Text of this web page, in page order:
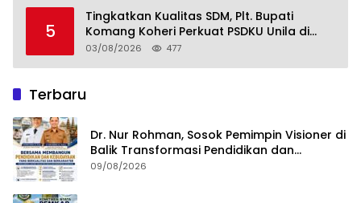
5
Tingkatkan Kualitas SDM, Plt. Bupati
Komang Koheri Perkuat PSDKU Unila di
Lampung Tengah
03/08/2026 477
Terbaru
Dr. Nur Rohman, Sosok Pemimpin Visioner di
Balik Transformasi Pendidikan dan
Kebudayaan Lampung Tengah
09/08/2026